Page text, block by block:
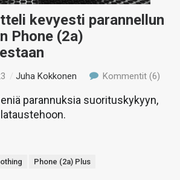
kevyesti parannellun
Phone (2a)
/Juha Kokkonen Kommentit (6)
parannuksia suorituskykyyn,
Phone (2a) Plus